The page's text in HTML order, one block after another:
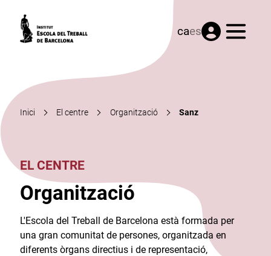
caes Menú
Inici El centre Organització Sanz
EL CENTRE
Organització
L'Escola del Treball de Barcelona està formada per
una gran comunitat de persones, organitzada en
diferents òrgans directius i de representació,